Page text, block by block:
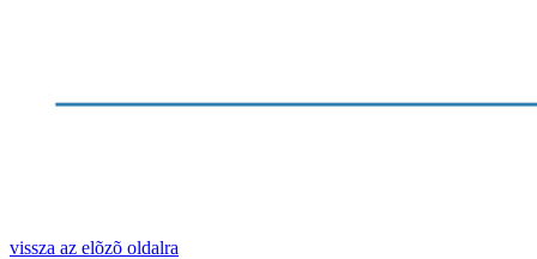
vissza az elõzõ oldalra